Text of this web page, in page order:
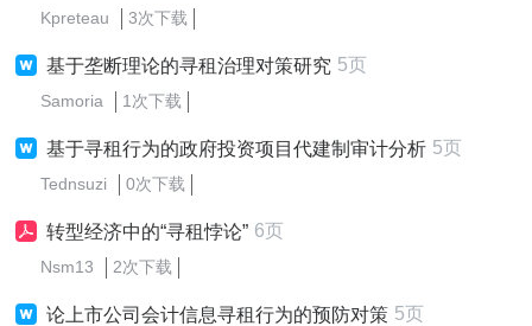
Kpreteau 3次下载
基于垄断理论的寻租治理对策研究 5页
Samoria 1次下载
基于寻租行为的政府投资项目代建制审计分析 5页
Tednsuzi 0次下载
转型经济中的“寻租悖论” 6页
Nsm13 2次下载
论上市公司会计信息寻租行为的预防对策 5页